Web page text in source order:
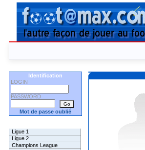
Identification
LOGIN
PASSWORD
Mot de passe oublié
Ligue 1
Ligue 2
Champions League